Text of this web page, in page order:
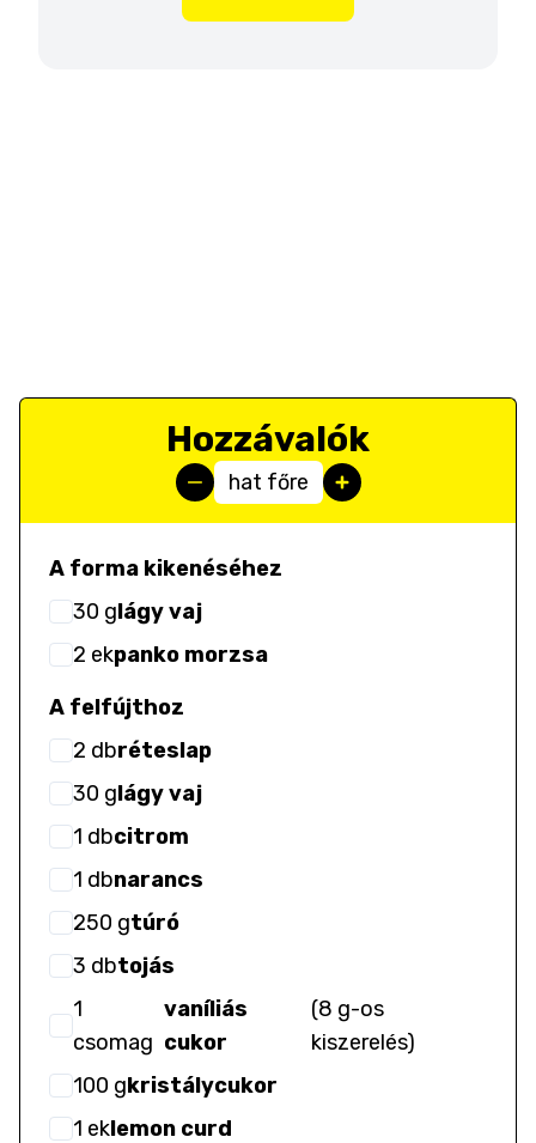
Hozzávalók
hat főre
A forma kikenéséhez
30 glágy vaj
2 ekpanko morzsa
A felfújthoz
2 dbréteslap
30 glágy vaj
1 dbcitrom
1 dbnarancs
250 gtúró
3 dbtojás
1
csomag
vaníliás
cukor
(8 g-os
kiszerelés)
100 gkristálycukor
1 eklemon curd